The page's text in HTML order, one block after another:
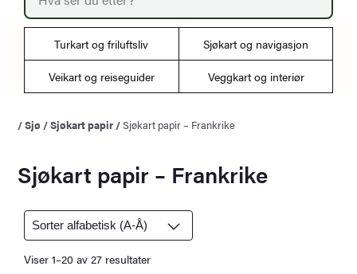
o
d
c
s
e
r
c
h
Turkart og friluftsliv Sjøkart og navigasjon
Veikart og reiseguider Veggkart og interiør
/Sjø /Sjøkart papir /Sjøkart papir – Frankrike
Sjøkart papir – Frankrike
Viser 1–20 av 27 resultater